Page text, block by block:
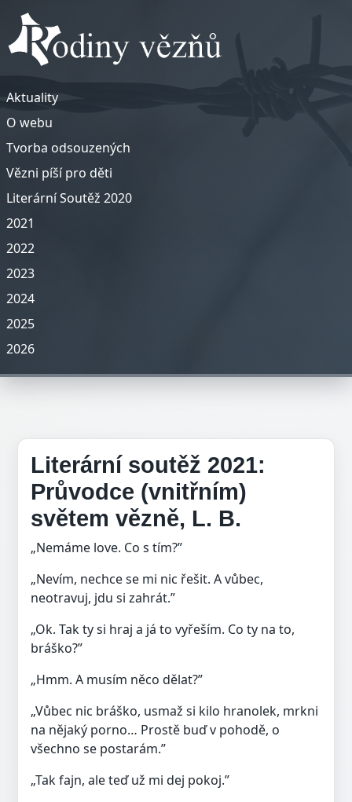
Aktuality
O webu
Tvorba odsouzených
Vězni píší pro děti
Literární Soutěž 2020
2021
2022
2023
2024
2025
2026
Literární soutěž 2021:
Průvodce (vnitřním)
světem vězně, L. B.
„Nemáme love. Co s tím?”
„Nevím, nechce se mi nic řešit. A vůbec,
neotravuj, jdu si zahrát.”
„Ok. Tak ty si hraj a já to vyřeším. Co ty na to,
bráško?”
„Hmm. A musím něco dělat?”
„Vůbec nic bráško, usmaž si kilo hranolek, mrkni
na nějaký porno… Prostě buď v pohodě, o
všechno se postarám.”
„Tak fajn, ale teď už mi dej pokoj.”